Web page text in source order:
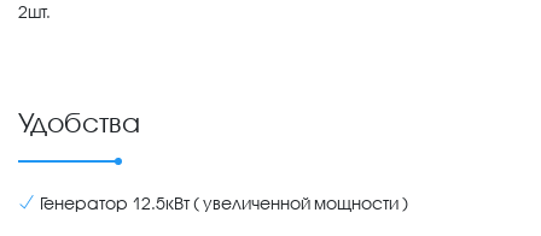
2шт.
Удобства
Генератор 12.5кВт ( увеличенной мощности )